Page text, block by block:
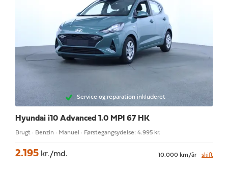
Service og reparation inkluderet
Hyundai i10 Advanced 1.0 MPI 67 HK
Brugt · Benzin · Manuel · Førstegangsydelse: 4.995 kr.
2.195 kr./md. 10.000 km/år skift